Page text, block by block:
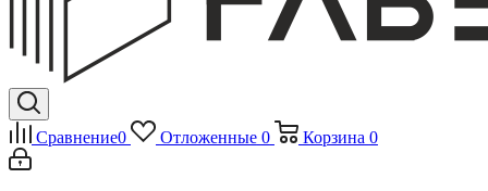
Сравнение0 Отложенные 0 Корзина 0